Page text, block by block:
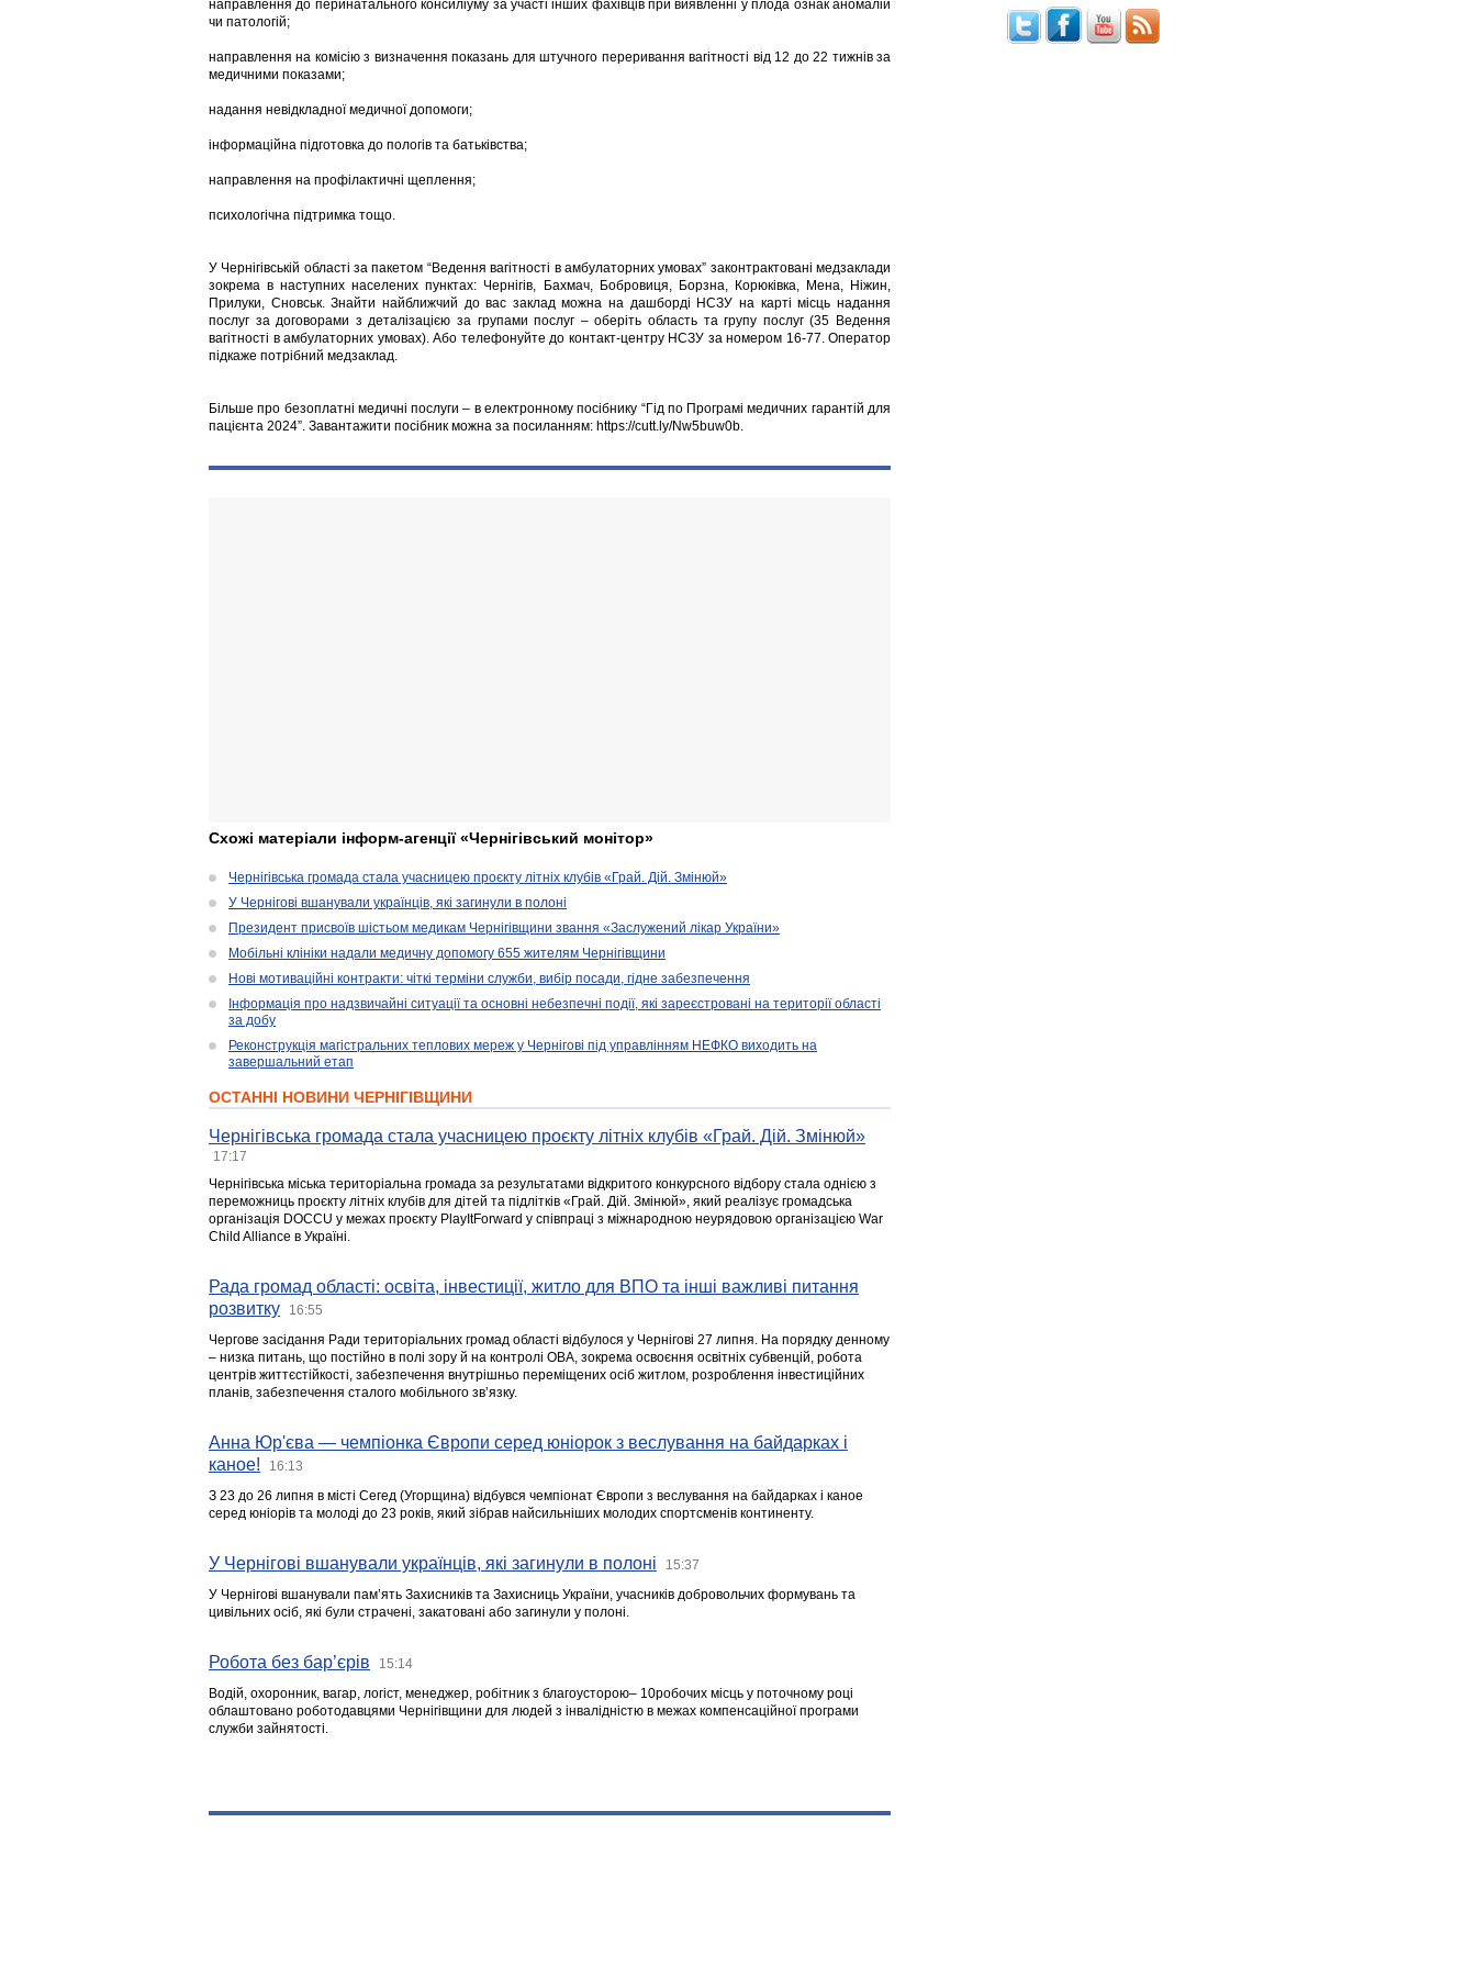
направлення до перинатального консиліуму за участі інших фахівців при виявленні у плода ознак аномалій
чи патологій;
направлення на комісію з визначення показань для штучного переривання вагітності від 12 до 22 тижнів за
медичними показами;
надання невідкладної медичної допомоги;
інформаційна підготовка до пологів та батьківства;
направлення на профілактичні щеплення;
психологічна підтримка тощо.
У Чернігівській області за пакетом “Ведення вагітності в амбулаторних умовах” законтрактовані медзаклади
зокрема в наступних населених пунктах: Чернігів, Бахмач, Бобровиця, Борзна, Корюківка, Мена, Ніжин,
Прилуки, Сновськ. Знайти найближчий до вас заклад можна на дашборді НСЗУ на карті місць надання
послуг за договорами з деталізацією за групами послуг – оберіть область та групу послуг (35 Ведення
вагітності в амбулаторних умовах). Або телефонуйте до контакт-центру НСЗУ за номером 16-77. Оператор
підкаже потрібний медзаклад.
Більше про безоплатні медичні послуги – в електронному посібнику “Гід по Програмі медичних гарантій для
пацієнта 2024”. Завантажити посібник можна за посиланням: https://cutt.ly/Nw5buw0b.
Схожі матеріали інформ-агенції «Чернігівський монітор»
Чернігівська громада стала учасницею проєкту літніх клубів «Грай. Дій. Змінюй»
У Чернігові вшанували українців, які загинули в полоні
Президент присвоїв шістьом медикам Чернігівщини звання «Заслужений лікар України»
Мобільні клініки надали медичну допомогу 655 жителям Чернігівщини
Нові мотиваційні контракти: чіткі терміни служби, вибір посади, гідне забезпечення
Інформація про надзвичайні ситуації та основні небезпечні події, які зареєстровані на території області
за добу
Реконструкція магістральних теплових мереж у Чернігові під управлінням НЕФКО виходить на
завершальний етап
ОСТАННІ НОВИНИ ЧЕРНІГІВЩИНИ
Чернігівська громада стала учасницею проєкту літніх клубів «Грай. Дій. Змінюй»
17:17
Чернігівська міська територіальна громада за результатами відкритого конкурсного відбору стала однією з
переможниць проєкту літніх клубів для дітей та підлітків «Грай. Дій. Змінюй», який реалізує громадська
організація DOCCU у межах проєкту PlayItForward у співпраці з міжнародною неурядовою організацією War
Child Alliance в Україні.
Рада громад області: освіта, інвестиції, житло для ВПО та інші важливі питання
розвитку
16:55
Чергове засідання Ради територіальних громад області відбулося у Чернігові 27 липня. На порядку денному
– низка питань, що постійно в полі зору й на контролі ОВА, зокрема освоєння освітніх субвенцій, робота
центрів життєстійкості, забезпечення внутрішньо переміщених осіб житлом, розроблення інвестиційних
планів, забезпечення сталого мобільного зв’язку.
Анна Юр'єва — чемпіонка Європи серед юніорок з веслування на байдарках і
каное!
16:13
З 23 до 26 липня в місті Сегед (Угорщина) відбувся чемпіонат Європи з веслування на байдарках і каное
серед юніорів та молоді до 23 років, який зібрав найсильніших молодих спортсменів континенту.
У Чернігові вшанували українців, які загинули в полоні 15:37
У Чернігові вшанували пам’ять Захисників та Захисниць України, учасників добровольчих формувань та
цивільних осіб, які були страчені, закатовані або загинули у полоні.
Робота без бар’єрів 15:14
Водій, охоронник, вагар, логіст, менеджер, робітник з благоусторою– 10робочих місць у поточному році
облаштовано роботодавцями Чернігівщини для людей з інвалідністю в межах компенсаційної програми
служби зайнятості.